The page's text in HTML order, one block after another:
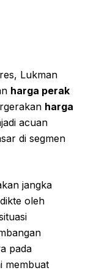
Lukman
harga perak
harga
acuan
di segmen
jangka
oleh
pada
membuat